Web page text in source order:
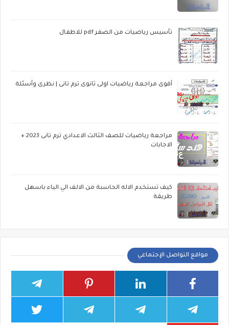
تأسيس رياضيات من الصفر pdf للاطفال
أقوى مراجعة رياضيات اولى ثانوى ترم تانى | نظرى وأسئلة
مراجعة رياضيات للصف الثالث الاعدادي ترم تانى 2023 +
الاجابات
كيف تستخدم الاله الحاسبة من الالف الي الياء باسهل
طريقة
مواقع التواصل الإجتماعي